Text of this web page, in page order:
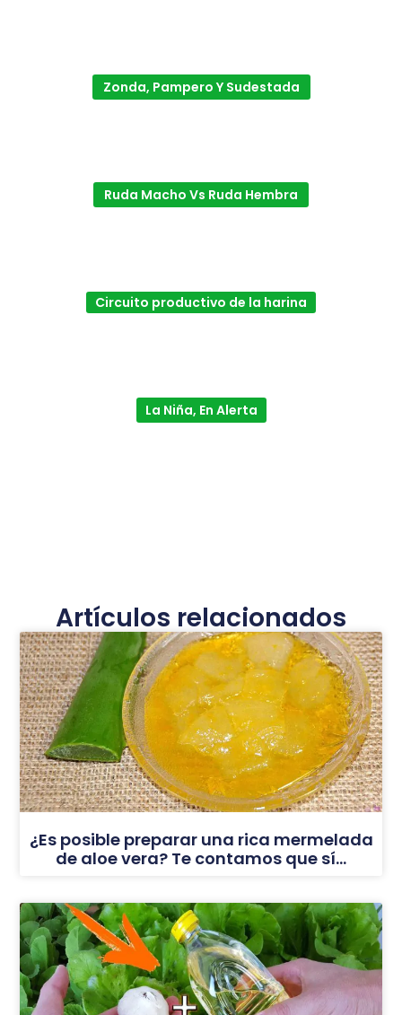
Zonda, Pampero Y Sudestada
Ruda Macho Vs Ruda Hembra
Circuito productivo de la harina
La Niña, En Alerta
Artículos relacionados
¿Es posible preparar una rica mermelada
de aloe vera? Te contamos que sí…